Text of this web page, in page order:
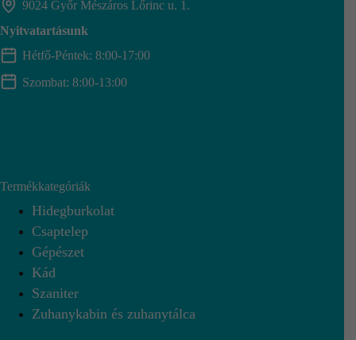
9024 Győr Mészáros Lőrinc u. 1.
Nyitvatartásunk
Hétfő-Péntek: 8:00-17:00
Szombat: 8:00-13:00
Termékkategóriák
Hidegburkolat
Csaptelep
Gépészet
Kád
Szaniter
Zuhanykabin és zuhanytálca